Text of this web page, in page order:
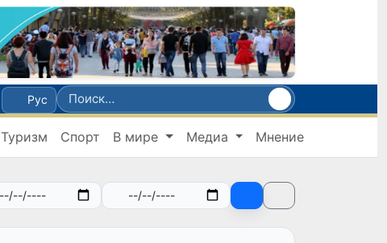
Рус
Туризм Спорт В мире Медиа Мнение